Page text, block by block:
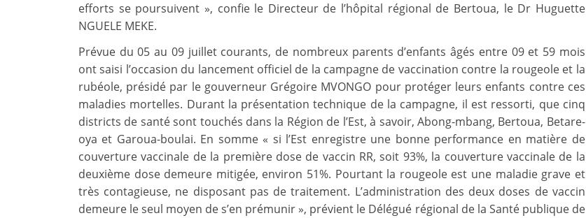
efforts se poursuivent », confie le Directeur de l’hôpital régional de Bertoua, le Dr Huguette
NGUELE MEKE.
Prévue du 05 au 09 juillet courants, de nombreux parents d’enfants âgés entre 09 et 59 mois
ont saisi l’occasion du lancement officiel de la campagne de vaccination contre la rougeole et la
rubéole, présidé par le gouverneur Grégoire MVONGO pour protéger leurs enfants contre ces
maladies mortelles. Durant la présentation technique de la campagne, il est ressorti, que cinq
districts de santé sont touchés dans la Région de l’Est, à savoir, Abong-mbang, Bertoua, Betare-
oya et Garoua-boulai. En somme « si l’Est enregistre une bonne performance en matière de
couverture vaccinale de la première dose de vaccin RR, soit 93%, la couverture vaccinale de la
deuxième dose demeure mitigée, environ 51%. Pourtant la rougeole est une maladie grave et
très contagieuse, ne disposant pas de traitement. L’administration des deux doses de vaccin
demeure le seul moyen de s’en prémunir », prévient le Délégué régional de la Santé publique de